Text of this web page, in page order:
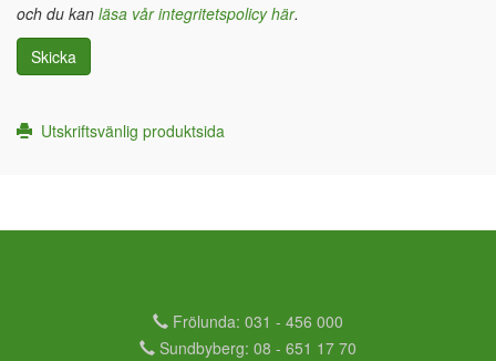
och du kan läsa vår integritetspolicy här.
Skicka
Utskriftsvänlig produktsida
Frölunda: 031 - 456 000
Sundbyberg: 08 - 651 17 70